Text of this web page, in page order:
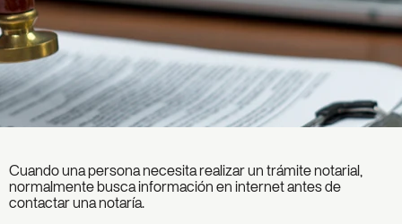
Cuando una persona necesita realizar un trámite notarial,
normalmente busca información en internet antes de
contactar una notaría.